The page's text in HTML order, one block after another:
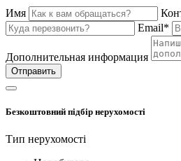
Имя
Email*
Дополнительная информация
Отправить
Безкоштовний підбір нерухомості
Тип нерухомості